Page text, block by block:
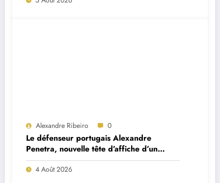
Alexandre Ribeiro 0
Le défenseur portugais Alexandre
Penetra, nouvelle tête d’affiche d’un
projet très ambitieux
4 Août 2026